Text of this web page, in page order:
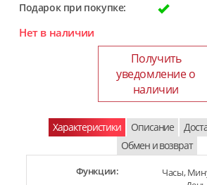
Подарок при покупке:
Нет в наличии
Получить
уведомление о
наличии
Характеристики Описание
Обмен и возврат
Функции:
Часы,